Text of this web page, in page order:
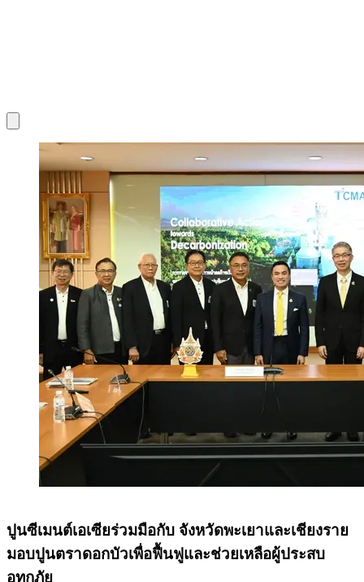
ปูนซีเมนต์เอเซียร่วมมือกับ จังหวัดพะเยาและเชียงราย
มอบปูนตราดอกบัวเพื่อฟื้นฟูและช่วยเหลือผู้ประสบ
อุทกภัย